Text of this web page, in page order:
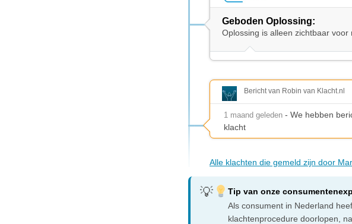
Geboden Oplossing:
Oplossing is alleen zichtbaar voor
Bericht van Robin van Klacht.nl
1 maand geleden - We hebben
klacht
Alle klachten die gemeld zijn door
Tip van onze
Als consument in Nederland
klachtenprocedure doorlopen,